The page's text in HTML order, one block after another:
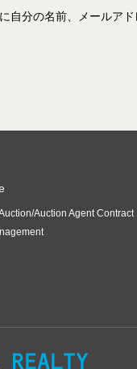
自分の名前、メールアド
Auction Agent Contract